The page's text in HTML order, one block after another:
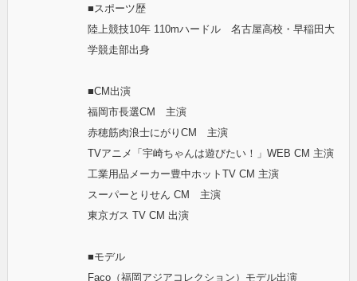
■スポーツ歴
陸上競技10年 110mハードル 名古屋高校・早稲田大
学競走部出身
■CM出演
福岡市長選CM 主演
赤穂筋肉浪士にがりCM 主演
TVアニメ「宇崎ちゃんは遊びたい！」WEB CM 主演
工業用品メーカー豊中ホットTV CM 主演
スーパーとりせん CM 主演
東京ガス TV CM 出演
■モデル
Faco（福岡アジアコレクション）モデル出演